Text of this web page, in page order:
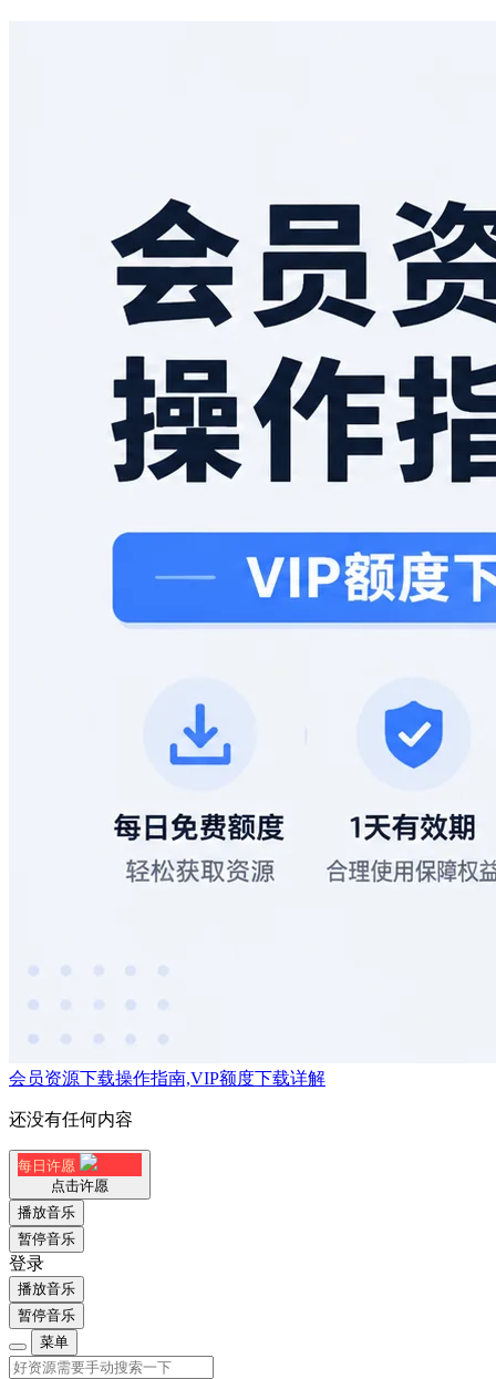
会员资源下载操作指南,VIP额度下载详解
还没有任何内容
每日许愿
点击许愿
播放音乐
暂停音乐
登录
播放音乐
暂停音乐
菜单